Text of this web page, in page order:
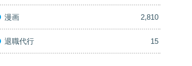
漫画 2,810
退職代行 15